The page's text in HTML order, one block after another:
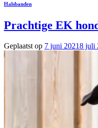
Halsbanden
Prachtige EK
Geplaatst op 7 juni 20218 juli